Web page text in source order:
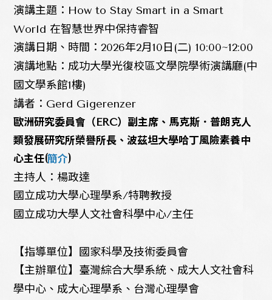
演講主題：How to Stay Smart in a Smart
World 在智慧世界中保持睿智
演講日期、時間：2026年2月10日(二) 10:00~12:00
演講地點：成功大學光復校區文學院學術演講廳(中
國文學系館1樓)
講者：Gerd Gigerenzer
歐洲研究委員會（ERC）副主席、馬克斯．普朗克人
類發展研究所榮譽所長、波茲坦大學哈丁風險素養中
心主任(簡介)
主持人：楊政達
國立成功大學心理學系/特聘教授
國立成功大學人文社會科學中心/主任
【指導單位】國家科學及技術委員會
【主辦單位】臺灣綜合大學系統、成大人文社會科
學中心、成大心理學系、台灣心理學會